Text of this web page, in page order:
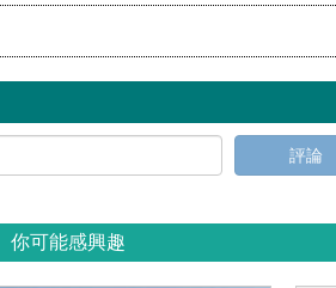
評論
你可能感興趣